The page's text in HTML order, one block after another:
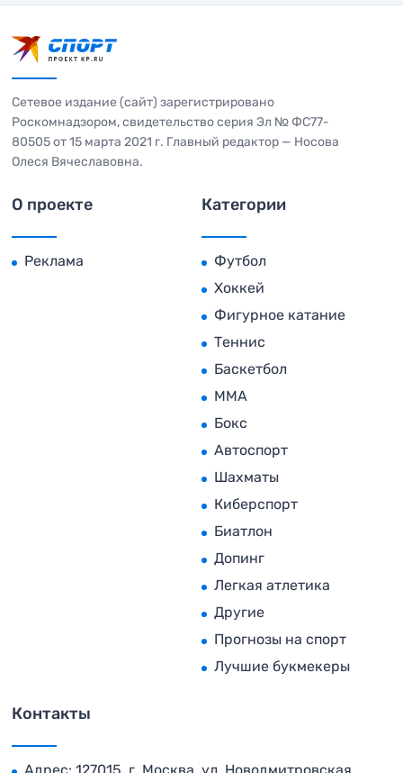
Сетевое издание (сайт) зарегистрировано
Роскомнадзором, свидетельство серия Эл № ФС77-
80505 от 15 марта 2021 г. Главный редактор — Носова
Олеся Вячеславовна.
О проекте
Реклама
Категории
Футбол
Хоккей
Фигурное катание
Теннис
Баскетбол
MMA
Бокс
Автоспорт
Шахматы
Киберспорт
Биатлон
Допинг
Легкая атлетика
Другие
Прогнозы на спорт
Лучшие букмекеры
Контакты